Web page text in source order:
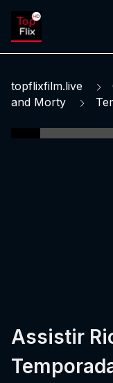
topflixfilm.live
and Morty
Assistir